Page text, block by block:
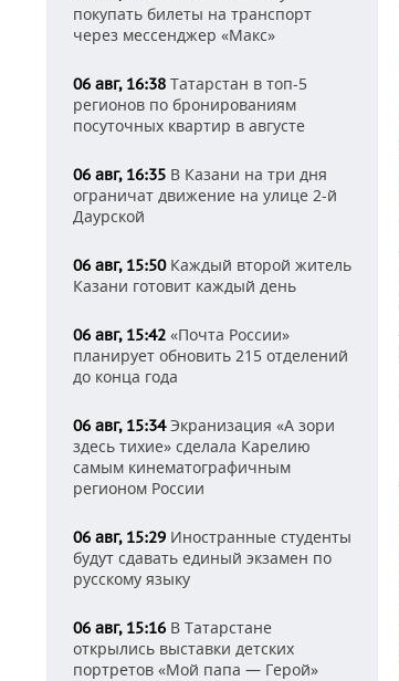
покупать билеты на транспорт
через мессенджер «Макс»
06 авг, 16:38 Татарстан в топ-5
регионов по бронированиям
посуточных квартир в августе
06 авг, 16:35 В Казани на три дня
ограничат движение на улице 2-й
Даурской
06 авг, 15:50Каждый второй житель
Казани готовит каждый день
06 авг, 15:42 «Почта России»
планирует обновить 215 отделений
до конца года
06 авг, 15:34Экранизация «А зори
здесь тихие» сделала Карелию
самым кинематографичным
регионом России
06 авг, 15:29 Иностранные студенты
будут сдавать единый экзамен по
русскому языку
06 авг, 15:16 В Татарстане
открылись выставки детских
портретов «Мой папа — Герой»